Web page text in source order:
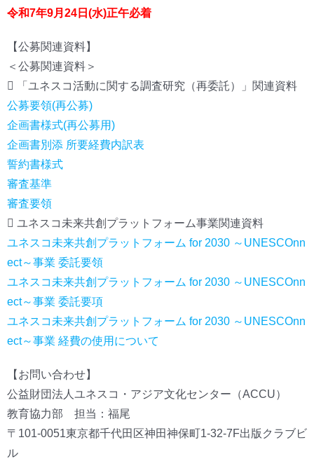
令和7年9月24日(水)正午必着
【公募関連資料】
＜公募関連資料＞
 「ユネスコ活動に関する調査研究（再委託）」関連資料
公募要領(再公募)
企画書様式(再公募用)
企画書別添 所要経費内訳表
誓約書様式
審査基準
審査要領
 ユネスコ未来共創プラットフォーム事業関連資料
ユネスコ未来共創プラットフォーム for 2030 ～UNESCOnn
ect～事業 委託要領
ユネスコ未来共創プラットフォーム for 2030 ～UNESCOnn
ect～事業 委託要項
ユネスコ未来共創プラットフォーム for 2030 ～UNESCOnn
ect～事業 経費の使用について
【お問い合わせ】
公益財団法人ユネスコ・アジア文化センター（ACCU）
教育協力部 担当：福尾
〒101-0051東京都千代田区神田神保町1-32-7F出版クラブビ
ル